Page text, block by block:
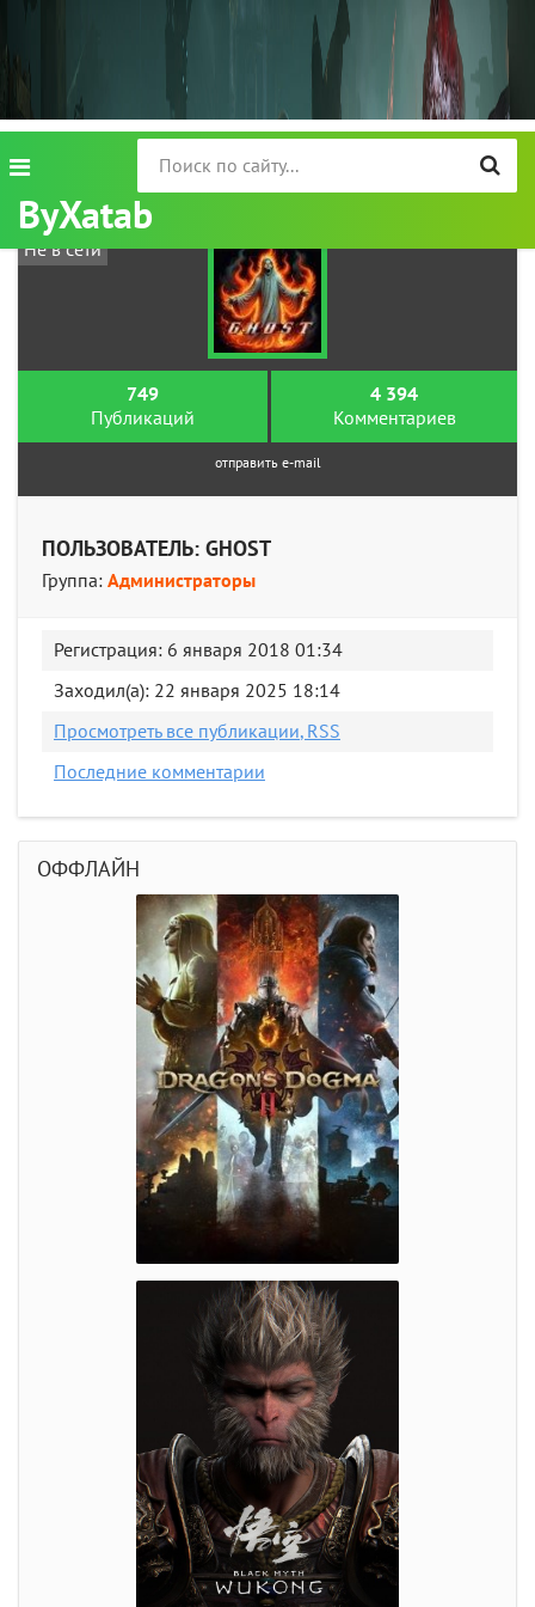
ByXatab
Не в сети
749
Публикаций
4 394
Комментариев
отправить e-mail
ПОЛЬЗОВАТЕЛЬ: GHOST
Группа: Администраторы
Регистрация: 6 января 2018 01:34
Заходил(а): 22 января 2025 18:14
Просмотреть все публикации, RSS
Последние комментарии
ОФФЛАЙН